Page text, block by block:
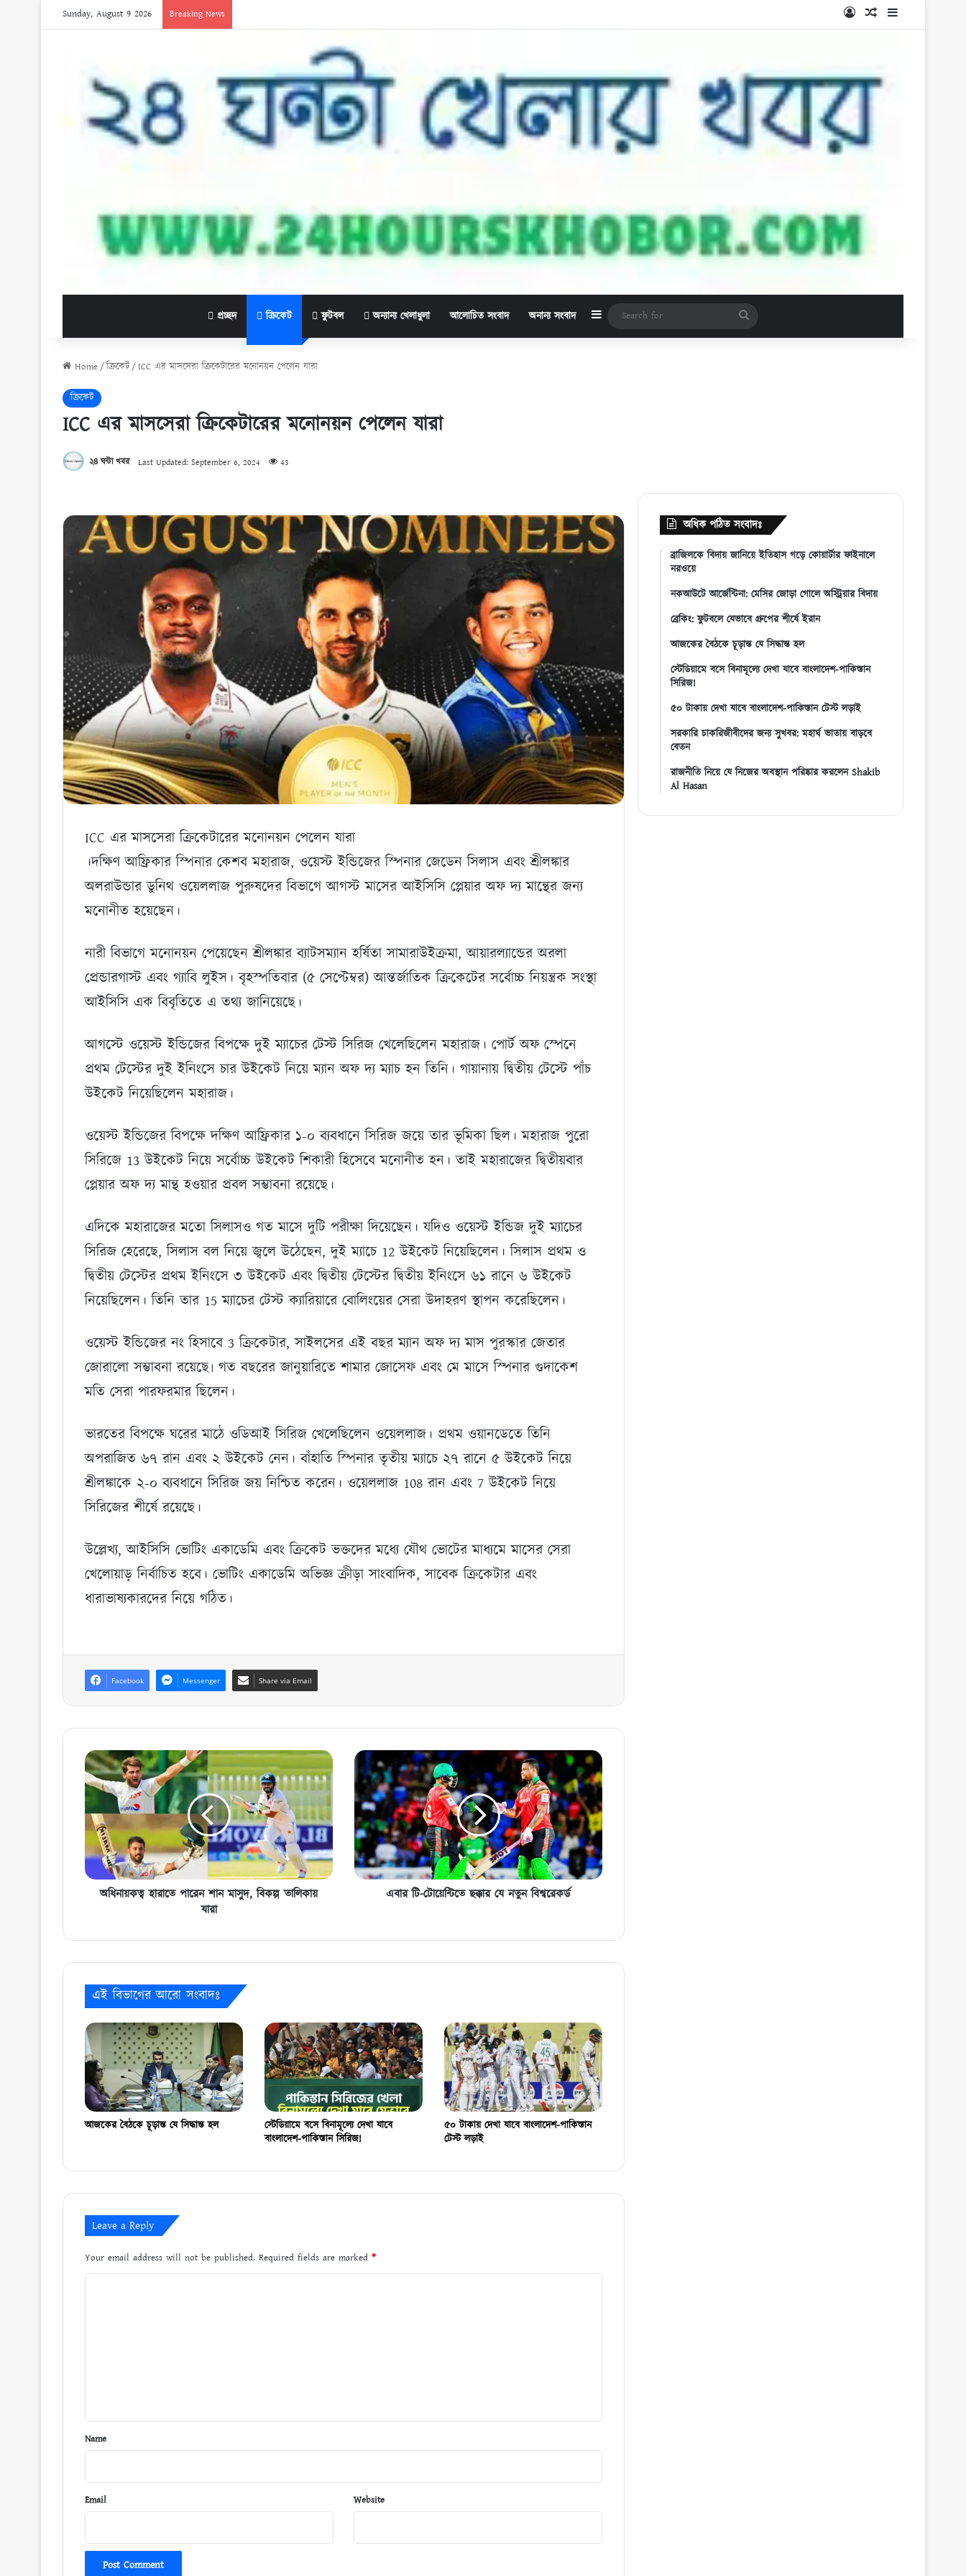
Sunday, August 9 2026 Breaking News Log InRandom Article
Sidebar
প্রচ্ছদ ক্রিকেট ফুটবল অন্যান্য খেলাধুলা আলোচিত সংবাদ অনান্য সংবাদ Sidebar
Search
for
Home/ক্রিকেট/ICC এর মাসসেরা ক্রিকেটারের মনোনয়ন পেলেন যারা
ক্রিকেট
ICC এর মাসসেরা ক্রিকেটারের মনোনয়ন পেলেন যারা
২৪ ঘন্টা খবর Last Updated: September 6, 2024 43
ICC এর মাসসেরা ক্রিকেটারের মনোনয়ন পেলেন যারা
।দক্ষিণ আফ্রিকার স্পিনার কেশব মহারাজ, ওয়েস্ট ইন্ডিজের স্পিনার জেডেন সিলাস এবং শ্রীলঙ্কার
অলরাউন্ডার ডুনিথ ওয়েললাজ পুরুষদের বিভাগে আগস্ট মাসের আইসিসি প্লেয়ার অফ দ্য মান্থের জন্য
মনোনীত হয়েছেন।
নারী বিভাগে মনোনয়ন পেয়েছেন শ্রীলঙ্কার ব্যাটসম্যান হর্ষিতা সামারাউইক্রমা, আয়ারল্যান্ডের অরলা
প্রেন্ডারগাস্ট এবং গ্যাবি লুইস। বৃহস্পতিবার (৫ সেপ্টেম্বর) আন্তর্জাতিক ক্রিকেটের সর্বোচ্চ নিয়ন্ত্রক সংস্থা
আইসিসি এক বিবৃতিতে এ তথ্য জানিয়েছে।
আগস্টে ওয়েস্ট ইন্ডিজের বিপক্ষে দুই ম্যাচের টেস্ট সিরিজ খেলেছিলেন মহারাজ। পোর্ট অফ স্পেনে
প্রথম টেস্টের দুই ইনিংসে চার উইকেট নিয়ে ম্যান অফ দ্য ম্যাচ হন তিনি। গায়ানায় দ্বিতীয় টেস্টে পাঁচ
উইকেট নিয়েছিলেন মহারাজ।
ওয়েস্ট ইন্ডিজের বিপক্ষে দক্ষিণ আফ্রিকার ১-০ ব্যবধানে সিরিজ জয়ে তার ভূমিকা ছিল। মহারাজ পুরো
সিরিজে 13 উইকেট নিয়ে সর্বোচ্চ উইকেট শিকারী হিসেবে মনোনীত হন। তাই মহারাজের দ্বিতীয়বার
প্লেয়ার অফ দ্য মান্থ হওয়ার প্রবল সম্ভাবনা রয়েছে।
এদিকে মহারাজের মতো সিলাসও গত মাসে দুটি পরীক্ষা দিয়েছেন। যদিও ওয়েস্ট ইন্ডিজ দুই ম্যাচের
সিরিজ হেরেছে, সিলাস বল নিয়ে জ্বলে উঠেছেন, দুই ম্যাচে 12 উইকেট নিয়েছিলেন। সিলাস প্রথম ও
দ্বিতীয় টেস্টের প্রথম ইনিংসে ৩ উইকেট এবং দ্বিতীয় টেস্টের দ্বিতীয় ইনিংসে ৬১ রানে ৬ উইকেট
নিয়েছিলেন। তিনি তার 15 ম্যাচের টেস্ট ক্যারিয়ারে বোলিংয়ের সেরা উদাহরণ স্থাপন করেছিলেন।
ওয়েস্ট ইন্ডিজের নং হিসাবে 3 ক্রিকেটার, সাইলসের এই বছর ম্যান অফ দ্য মাস পুরস্কার জেতার
জোরালো সম্ভাবনা রয়েছে৷ গত বছরের জানুয়ারিতে শামার জোসেফ এবং মে মাসে স্পিনার গুদাকেশ
মতি সেরা পারফরমার ছিলেন।
ভারতের বিপক্ষে ঘরের মাঠে ওডিআই সিরিজ খেলেছিলেন ওয়েললাজ। প্রথম ওয়ানডেতে তিনি
অপরাজিত ৬৭ রান এবং ২ উইকেট নেন। বাঁহাতি স্পিনার তৃতীয় ম্যাচে ২৭ রানে ৫ উইকেট নিয়ে
শ্রীলঙ্কাকে ২-০ ব্যবধানে সিরিজ জয় নিশ্চিত করেন। ওয়েললাজ 108 রান এবং 7 উইকেট নিয়ে
সিরিজের শীর্ষে রয়েছে।
উল্লেখ্য, আইসিসি ভোটিং একাডেমি এবং ক্রিকেট ভক্তদের মধ্যে যৌথ ভোটের মাধ্যমে মাসের সেরা
খেলোয়াড় নির্বাচিত হবে। ভোটিং একাডেমি অভিজ্ঞ ক্রীড়া সাংবাদিক, সাবেক ক্রিকেটার এবং
ধারাভাষ্যকারদের নিয়ে গঠিত।
Facebook Messenger Share via Email
অধিনায়কত্ব
হারাতে
পারেন
শান
মাসুদ,
বিকল্প
তালিকায়
যারা
অধিনায়কত্ব হারাতে পারেন শান মাসুদ, বিকল্প তালিকায়
যারা
এবার
টি-
টোয়েন্টিতে
ছক্কার
যে
নতুন
বিশ্বরেকর্ড
এবার টি-টোয়েন্টিতে ছক্কার যে নতুন বিশ্বরেকর্ড
এই বিভাগের আরো সংবাদঃ
আজকের বৈঠকে চূড়ান্ত যে সিদ্ধান্ত হল
স্টেডিয়ামে বসে বিনামূল্যে দেখা যাবে
বাংলাদেশ-পাকিস্তান সিরিজ!
৫০ টাকায় দেখা যাবে বাংলাদেশ-পাকিস্তান
টেস্ট লড়াই
Leave a Reply
Your email address will not be published. Required fields are marked *
*
Name
Email Website
অধিক পঠিত সংবাদঃ
ব্রাজিলকে বিদায় জানিয়ে ইতিহাস গড়ে কোয়ার্টার ফাইনালে
নরওয়ে
নকআউটে আর্জেন্টিনা: মেসির জোড়া গোলে অস্ট্রিয়ার বিদায়
ব্রেকিং: ফুটবলে যেভাবে গ্রুপের শীর্ষে ইরান
আজকের বৈঠকে চূড়ান্ত যে সিদ্ধান্ত হল
স্টেডিয়ামে বসে বিনামূল্যে দেখা যাবে বাংলাদেশ-পাকিস্তান
সিরিজ!
৫০ টাকায় দেখা যাবে বাংলাদেশ-পাকিস্তান টেস্ট লড়াই
সরকারি চাকরিজীবীদের জন্য সুখবর: মহার্ঘ ভাতায় বাড়বে
বেতন
রাজনীতি নিয়ে যে নিজের অবস্থান পরিষ্কার করলেন Shakib
Al Hasan